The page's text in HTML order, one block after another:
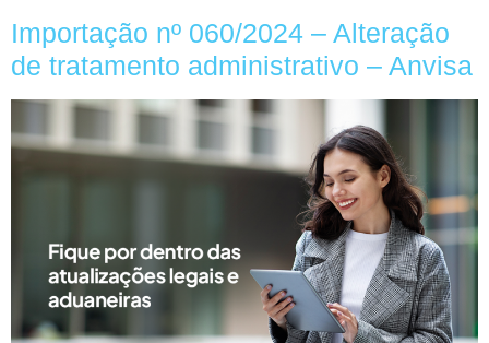
Importação nº 060/2024 – Alteração
de tratamento administrativo – Anvisa